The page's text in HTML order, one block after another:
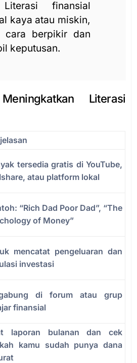
finansial
kaya atau miskin,
cara berpikir dan
keputusan.
Literasi
tersedia gratis di YouTube,
atau platform lokal
“Rich Dad Poor Dad”, “The
of Money”
mencatat pengeluaran dan
investasi
di forum atau grup
finansial
laporan bulanan dan cek
kamu sudah punya dana